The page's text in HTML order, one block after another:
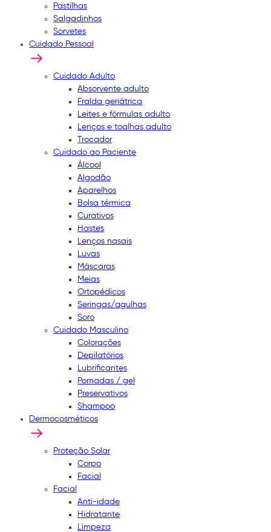
Pastilhas
Salgadinhos
Sorvetes
Cuidado Pessoal
Cuidado Adulto
Absorvente adulto
Fralda geriátrica
Leites e fórmulas adulto
Lenços e toalhas adulto
Trocador
Cuidado ao Paciente
Álcool
Algodão
Aparelhos
Bolsa térmica
Curativos
Hastes
Lenços nasais
Luvas
Máscaras
Meias
Ortopédicos
Seringas/agulhas
Soro
Cuidado Masculino
Colorações
Depilatórios
Lubrificantes
Pomadas / gel
Preservativos
Shampoo
Dermocosméticos
Proteção Solar
Corpo
Facial
Facial
Anti-idade
Hidratante
Limpeza